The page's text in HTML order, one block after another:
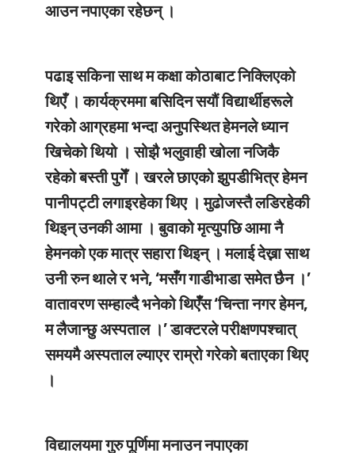
आउन नपाएका रहेछन् ।
पढाइ सकिना साथ म कक्षा कोठाबाट निक्लिएको
थिएँ । कार्यक्रममा बसिदिन सयौं विद्यार्थीहरूले
गरेको आग्रहमा भन्दा अनुपस्थित हेमनले ध्यान
खिचेको थियो । सोझै भलुवाही खोला नजिकै
रहेको बस्ती पुगेँ । खरले छाएको झुपडीभित्र हेमन
पानीपट्टी लगाइरहेका थिए । मुढोजस्तै लडिरहेकी
थिइन् उनकी आमा । बुवाको मृत्युपछि आमा नै
हेमनको एक मात्र सहारा थिइन् । मलाई देख्ना साथ
उनी रुन थाले र भने, ‘मसँग गाडीभाडा समेत छैन ।’
वातावरण सम्हाल्दै भनेको थिएँँस ‘चिन्ता नगर हेमन,
म लैजान्छु अस्पताल ।’ डाक्टरले परीक्षणपश्चात्
समयमै अस्पताल ल्याएर राम्रो गरेको बताएका थिए
।
विद्यालयमा गुरु पूर्णिमा मनाउन नपाएका